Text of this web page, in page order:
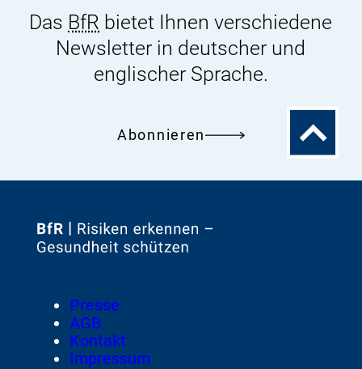
Das BfR bietet Ihnen verschiedene
Newsletter in deutscher und
englischer Sprache.
Abonnieren
Zum
Zur
Footer
Meta-
Navigation
Presse
AGB
Kontakt
Impressum